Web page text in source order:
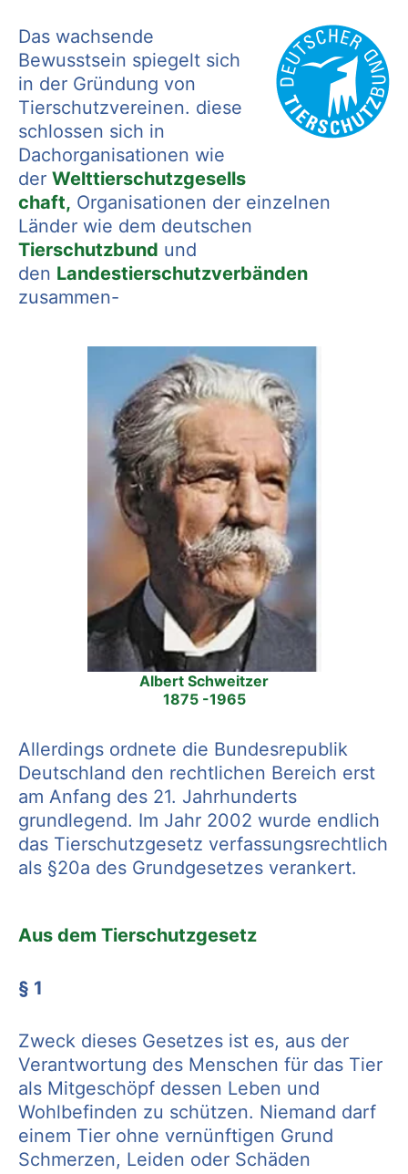
Das wachsende
Bewusstsein spiegelt sich
in der Gründung von
Tierschutzvereinen. diese
schlossen sich in
Dachorganisationen wie
der Welttierschutzgesells
chaft, Organisationen der einzelnen
Länder wie dem deutschen
Tierschutzbund und
den Landestierschutzverbänden
zusammen-
Albert Schweitzer
1875 -1965
Allerdings ordnete die Bundesrepublik
Deutschland den rechtlichen Bereich erst
am Anfang des 21. Jahrhunderts
grundlegend. Im Jahr 2002 wurde endlich
das Tierschutzgesetz verfassungsrechtlich
als §20a des Grundgesetzes verankert.
Aus dem Tierschutzgesetz
§ 1
Zweck dieses Gesetzes ist es, aus der
Verantwortung des Menschen für das Tier
als Mitgeschöpf dessen Leben und
Wohlbefinden zu schützen. Niemand darf
einem Tier ohne vernünftigen Grund
Schmerzen, Leiden oder Schäden